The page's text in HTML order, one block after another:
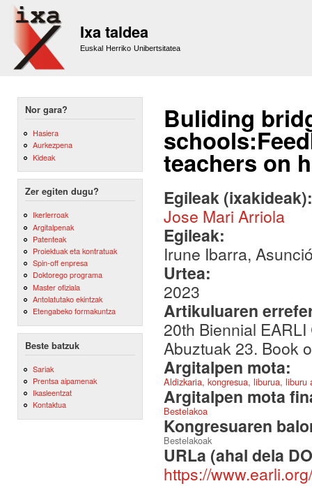
Ixa taldea
Euskal Herriko Unibertsitatea
Nor gara?
Hasiera
Aurkezpena
Kideak
Zer egiten dugu?
Ikerlerroak
Argitalpenak
Patenteak
Proiektuak eta kontratuak
Spin-off enpresa
Doktorego programa
Master ofiziala
Antolatutako ekintzak
Etengabeko formakuntza
Beste batzuk
Sariak
Prentsa aipamenak
Ikasleentzat
Kontaktua
Buliding
teachers on
Egileak
Jose Mari Arriola
Egileak:
Irune Ibarra,
Urtea:
2023
Artikuluaren
20th Biennial
Abuztuak 23. Book
Argitalpen mota:
Aldizkaria, kongresua, liburua,
Argitalpen mota
Bestelakoa
Kongresuaren
Bestelakoak
URLa (ahal dela
https://